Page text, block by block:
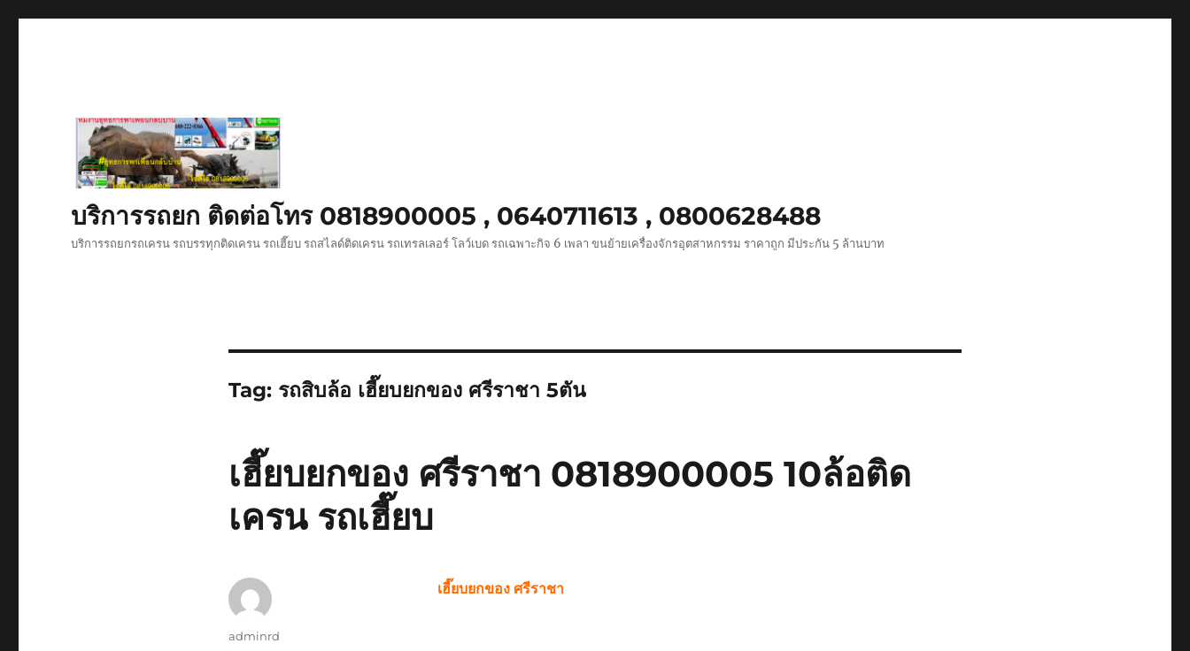
บริการรถยก ติดต่อโทร 0818900005 , 0640711613 , 0800628488
บริการรถยกรถเครน รถบรรทุกติดเครน รถเฮี๊ยบ รถสไลด์ติดเครน รถเทรลเลอร์ โลว์เบด รถเฉพาะกิจ 6 เพลา ขนย้ายเครื่องจักรอุตสาหกรรม ราคาถูก มีประกัน 5 ล้านบาท
Tag: รถสิบล้อ เฮี๊ยบยกของ ศรีราชา 5ตัน
เฮี๊ยบยกของ ศรีราชา 0818900005 10ล้อติด
เครน รถเฮี๊ยบ
เฮี๊ยบยกของ ศรีราชา
Author
adminrd